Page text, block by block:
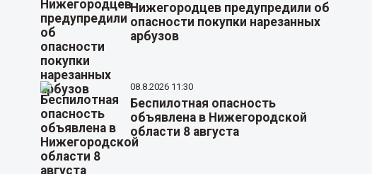
Нижегородцев предупредили об
опасности покупки нарезанных
арбузов
08.8.2026 11:30
Беспилотная опасность
объявлена в Нижегородской
области 8 августа